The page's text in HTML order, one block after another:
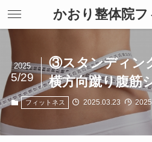
かおり整体院
③スタンディン
横方向蹴り腹筋
2025
5/29
フィットネス 2025.03.23